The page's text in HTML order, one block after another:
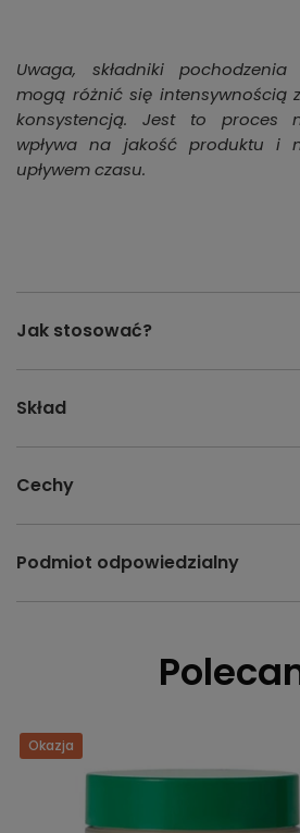
Uwaga, składniki
mogą różnić się intensywnością
konsystencją. Jest to proces
wpływa na jakość produktu i
upływem czasu.
Jak stosować?
Skład
Cechy
Podmiot odpowiedzialny
Okazja